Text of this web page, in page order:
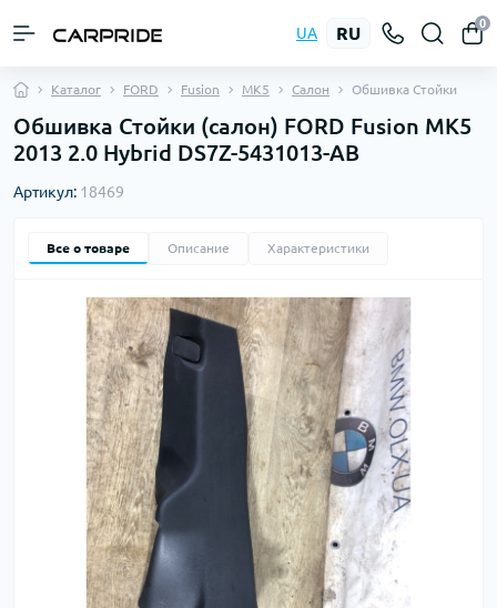
UA RU
0
Каталог FORD Fusion MK5 Салон Обшивка Стойки
Обшивка Стойки (салон) FORD Fusion MK5
2013 2.0 Hybrid DS7Z-5431013-AB
Артикул: 18469
Все о товаре Описание Характеристики